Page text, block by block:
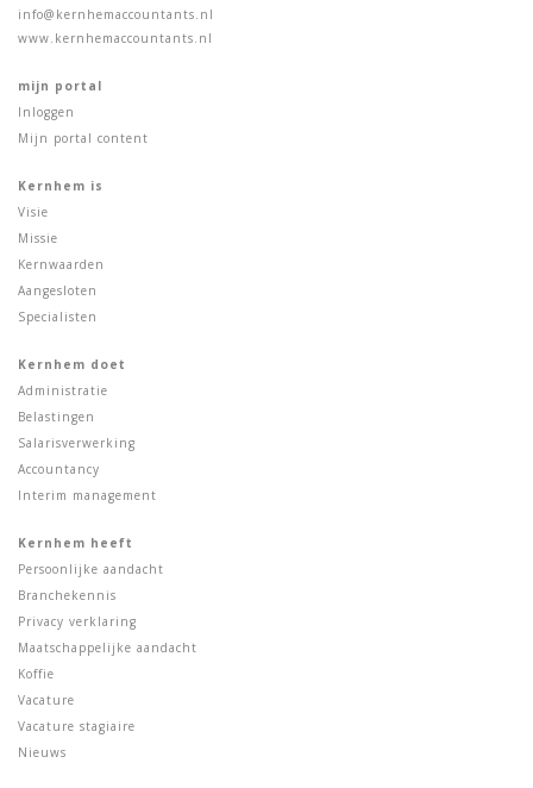
info@kernhemaccountants.nl
www.kernhemaccountants.nl
mijn portal
Inloggen
Mijn portal content
Kernhem is
Visie
Missie
Kernwaarden
Aangesloten
Specialisten
Kernhem doet
Administratie
Belastingen
Salarisverwerking
Accountancy
Interim management
Kernhem heeft
Persoonlijke aandacht
Branchekennis
Privacy verklaring
Maatschappelijke aandacht
Koffie
Vacature
Vacature stagiaire
Nieuws